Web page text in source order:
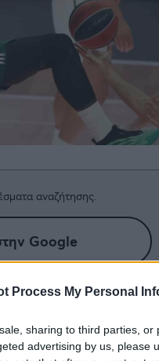
Process My Personal
sharing to third parties,
advertising by us, please
αναζήτησης.
Google
«πρασίνων»
της ομάδας